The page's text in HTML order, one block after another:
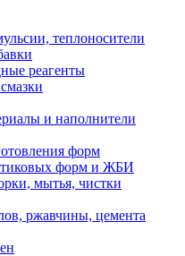
теплоносители
реагенты
и наполнители
форм
форм и ЖБИ
мытья, чистки
ржавчины, цемента